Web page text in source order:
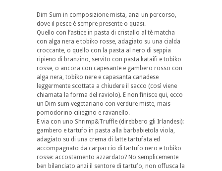
Dim Sum in composizione mista, anzi un percorso,
dove il pesce è sempre presente o quasi.
Quello con l’astice in pasta di cristallo al tè matcha
con alga nera e tobiko rosse, adagiato su una cialda
croccante, o quello con la pasta al nero di seppia
ripieno di branzino, servito con pasta kataifi e tobiko
rosse, o ancora con capesante e gambero rosso con
alga nera, tobiko nere e capasanta canadese
leggermente scottata a chiudere il sacco (così viene
chiamata la forma del raviolo). E non finisce qui, ecco
un Dim sum vegetariano con verdure miste, mais
pomodorino ciliegino e ravanello.
E via con uno Shrimp&Truffle (direbbero gli Irlandesi):
gambero e tartufo in pasta alla barbabietola viola,
adagiato su di una crema di latte tartufata ed
accompagnato da carpaccio di tartufo nero e tobiko
rosse: accostamento azzardato? No semplicemente
ben bilanciato anzi il sentore di tartufo, non offusca la